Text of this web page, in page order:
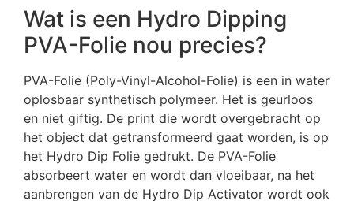
Wat is een Hydro Dipping
PVA-Folie nou precies?
PVA-Folie (Poly-Vinyl-Alcohol-Folie) is een in water
oplosbaar synthetisch polymeer. Het is geurloos
en niet giftig. De print die wordt overgebracht op
het object dat getransformeerd gaat worden, is op
het Hydro Dip Folie gedrukt. De PVA-Folie
absorbeert water en wordt dan vloeibaar, na het
aanbrengen van de Hydro Dip Activator wordt ook